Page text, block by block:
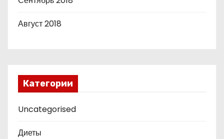
Август 2018
Категории
Uncategorised
Диеты